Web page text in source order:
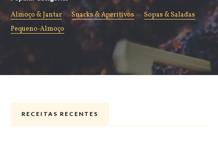
Almoço & Jantar Snacks & Aperitivos
Sopas & Saladas
Pequeno-Almoço
RECEITAS RECENTES